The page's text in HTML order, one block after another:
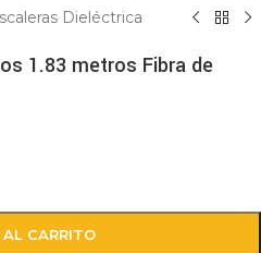
Dieléctrica
1.83 metros Fibra de
CARRITO